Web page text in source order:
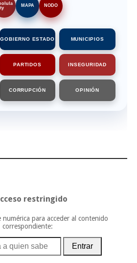
MAPA NODO
GOBIERNO ESTADO MUNICIPIOS
PARTIDOS INSEGURIDAD
CORRUPCIÓN OPINIÓN
restringido
para acceder al contenido
correspondiente:
Entrar